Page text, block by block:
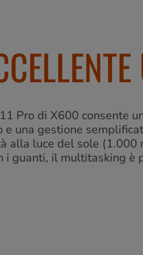
Pro di X600 consente
una gestione
alla luce del sole
i guanti, il multitasking è